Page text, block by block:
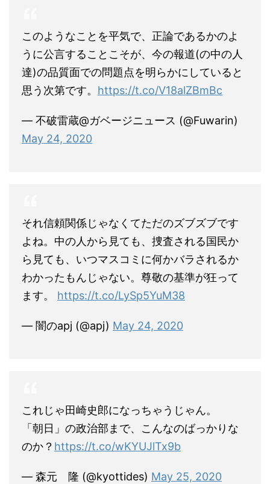
このようなことを平気で、正論であるかのよ
うに公言することこそが、今の報道(の中の人
達)の品質面での問題点を明らかにしていると
思う次第です。 https://t.co/V18alZBmBc
— 不破雷蔵@ガベージニュース (@Fuwarin)
May 24, 2020
それ信頼関係じゃなくてただのズブズブです
よね。中の人から見ても、捜査される国民か
ら見ても、いつマスコミに何かバラされるか
わかったもんじゃない。尊敬の基準が狂って
ます。 https://t.co/LySp5YuM38
— 闇のapj (@apj) May 24, 2020
これじゃ田崎史郎になっちゃうじゃん。
「朝日」の政治部まで、こんなのばっかりな
のか？ https://t.co/wKYUJlTx9b
— 森元 隆 (@kyottides) May 25, 2020